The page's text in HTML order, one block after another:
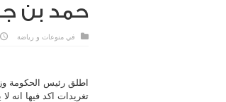
حمد بن
فيمنوعات و رياضة
اطلق رئيس الحكومة
تغريدات اكد فيها